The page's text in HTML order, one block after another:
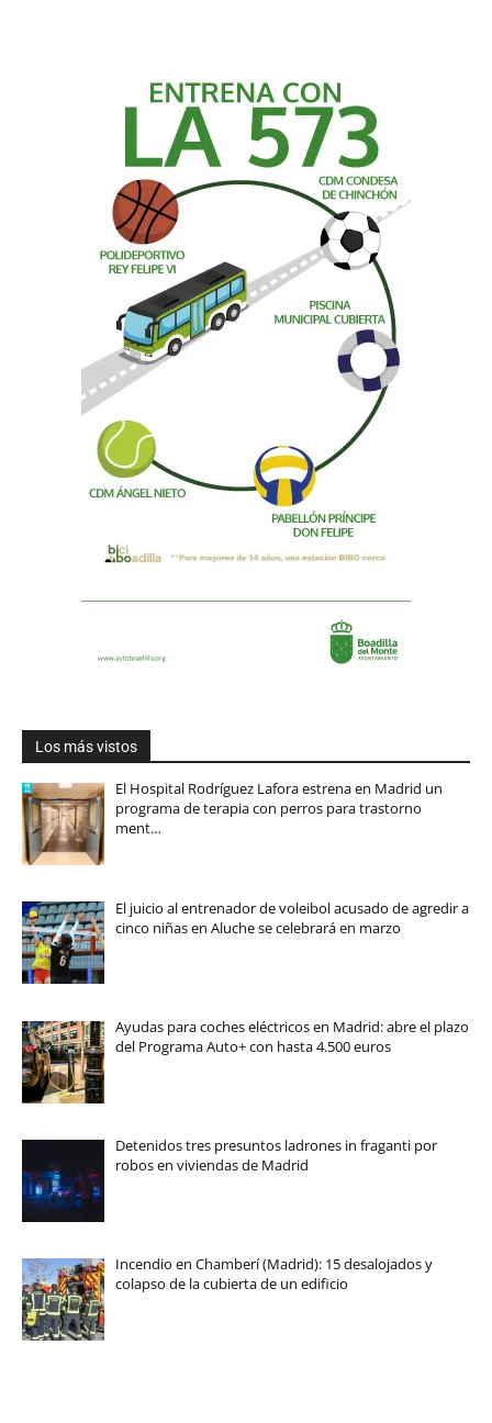
Los más vistos
El Hospital Rodríguez Lafora estrena en Madrid un
programa de terapia con perros para trastorno
ment…
El juicio al entrenador de voleibol acusado de agredir a
cinco niñas en Aluche se celebrará en marzo
Ayudas para coches eléctricos en Madrid: abre el plazo
del Programa Auto+ con hasta 4.500 euros
Detenidos tres presuntos ladrones in fraganti por
robos en viviendas de Madrid
Incendio en Chamberí (Madrid): 15 desalojados y
colapso de la cubierta de un edificio